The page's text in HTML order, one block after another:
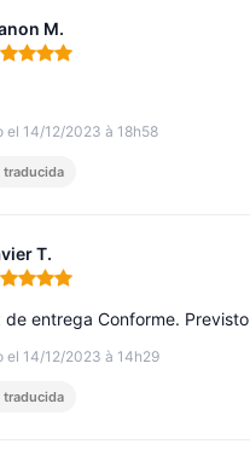
M.
5 de 5
el 14/12/2023 à 18h58
T.
5 de 5
el 14/12/2023 à 14h29
de entrega Conforme. Previsto